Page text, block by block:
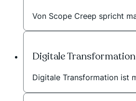
Von Scope Creep spricht
Digitale Transformation
Digitale Transformation ist